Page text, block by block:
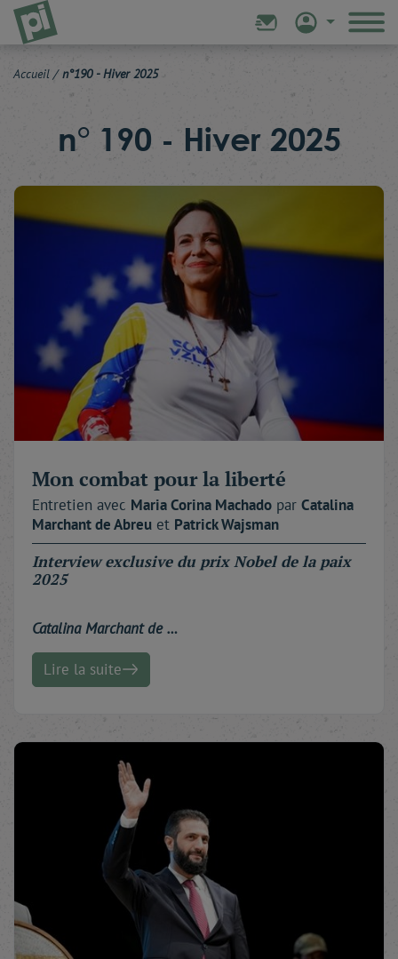
Accueil / n°190 - Hiver 2025
n° 190 - Hiver 2025
Mon combat pour la liberté
Entretien avec Maria Corina Machado par Catalina
Marchant de Abreu et PatrickWajsman
Interview exclusive du prix Nobel de la paix
2025
Catalina Marchant de …
Lire la suite